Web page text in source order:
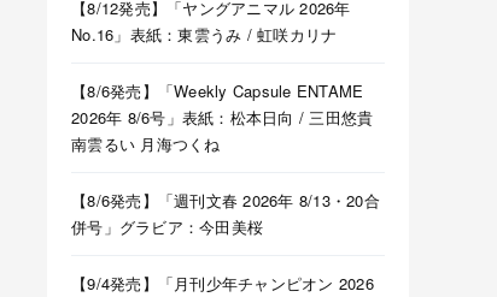
【8/12発売】「ヤングアニマル 2026年
No.16」表紙：東雲うみ / 虹咲カリナ
【8/6発売】「Weekly Capsule ENTAME
2026年 8/6号」表紙：松本日向 / 三田悠貴
南雲るい 月海つくね
【8/6発売】「週刊文春 2026年 8/13・20合
併号」グラビア：今田美桜
【9/4発売】「月刊少年チャンピオン 2026